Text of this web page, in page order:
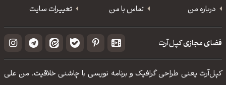
درباره من
تماس با من تغییرات سایت
فضای مجازی کپل‌آرت
کپل‌آرت یعنی طراحی گرافیک و برنامه نویسی با چاشنی خلاقیت. من علی